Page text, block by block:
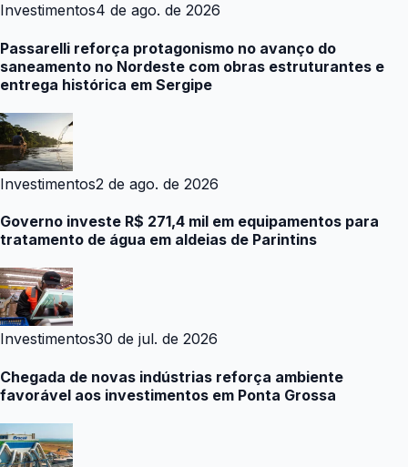
Investimentos4 de ago. de 2026
Passarelli reforça protagonismo no avanço do
saneamento no Nordeste com obras estruturantes e
entrega histórica em Sergipe
Investimentos2 de ago. de 2026
Governo investe R$ 271,4 mil em equipamentos para
tratamento de água em aldeias de Parintins
Investimentos30 de jul. de 2026
Chegada de novas indústrias reforça ambiente
favorável aos investimentos em Ponta Grossa